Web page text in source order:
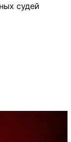
судей